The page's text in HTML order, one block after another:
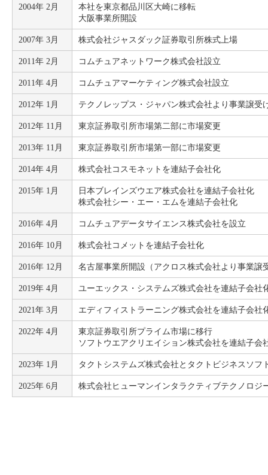
2004年 2月
本社を東京都品川区大崎に移転
大阪事業所開設
2007年 3月 株式会社ジャスダック証券取引所株式上場
2011年 2月 コムチュアネットワーク株式会社設立
2011年 4月 コムチュアマーケティング株式会社設立
2012年 1月 テクノレップス・ジャパン株式会社より事業譲受
2012年 11月 東京証券取引所市場第二部に市場変更
2013年 11月 東京証券取引所市場第一部に市場変更
2014年 4月 株式会社コスモネットを連結子会社化
2015年 1月
日本ブレインズウエア株式会社を連結子会社化
株式会社シー・エー・エムを連結子会社化
2016年 4月 コムチュアデータサイエンス株式会社を設立
2016年 10月 株式会社コメットを連結子会社化
2016年 12月 名古屋事業所開設（アクロス株式会社より事業譲
2019年 4月 ユーエックス・システムズ株式会社を連結子会社
2021年 3月 エディフィストラーニング株式会社を連結子会社
2022年 4月
東京証券取引所プライム市場に移行
ソフトウエアクリエイション株式会社を連結子会
2023年 1月 タクトシステムズ株式会社とタクトビジネスソフ
2025年 6月 株式会社ヒューマンインタラクティブテクノロジ